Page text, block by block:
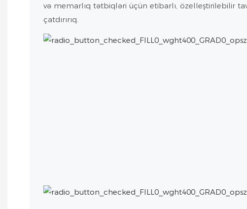
və memarlıq tətbiqləri üçün etibarlı, özelleştirilebilir
çatdırırıq.